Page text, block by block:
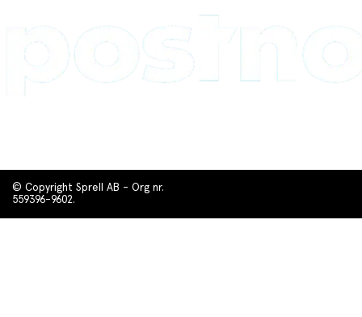
© Copyright Sprell AB - Org nr.
559396-9602.